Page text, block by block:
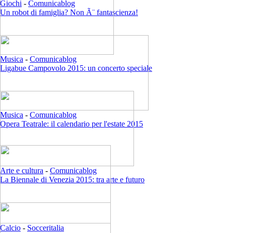
Giochi - Comunicablog
Un robot di famiglia? Non Ã¨ fantascienza!
Musica - Comunicablog
Ligabue Campovolo 2015: un concerto speciale
Musica - Comunicablog
Opera Teatrale: il calendario per l'estate 2015
Arte e cultura - Comunicablog
La Biennale di Venezia 2015: tra arte e futuro
Calcio - Socceritalia